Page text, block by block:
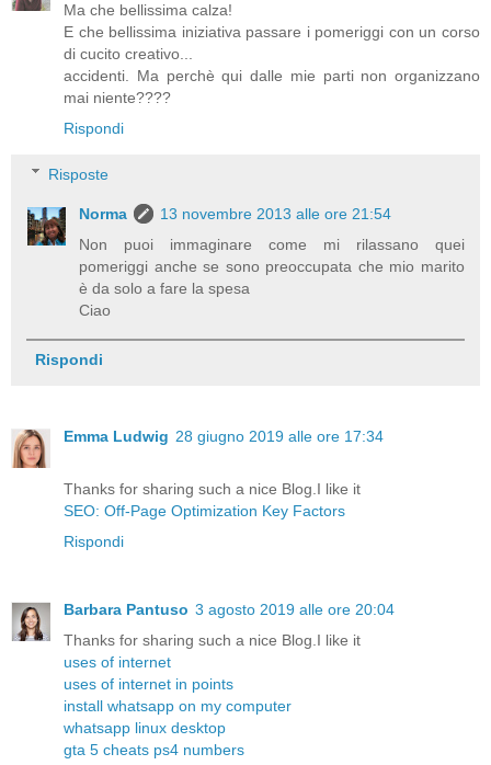
Ma che bellissima calza!
E che bellissima iniziativa passare i pomeriggi con un corso
di cucito creativo...
accidenti. Ma perchè qui dalle mie parti non organizzano
mai niente????
Rispondi
Risposte
Norma
13 novembre 2013 alle ore 21:54
Non puoi immaginare come mi rilassano quei
pomeriggi anche se sono preoccupata che mio marito
è da solo a fare la spesa
Ciao
Rispondi
Emma Ludwig 28 giugno 2019 alle ore 17:34
Thanks for sharing such a nice Blog.I like it
SEO: Off-Page Optimization Key Factors
Rispondi
Barbara Pantuso 3 agosto 2019 alle ore 20:04
Thanks for sharing such a nice Blog.I like it
uses of internet
uses of internet in points
install whatsapp on my computer
whatsapp linux desktop
gta 5 cheats ps4 numbers